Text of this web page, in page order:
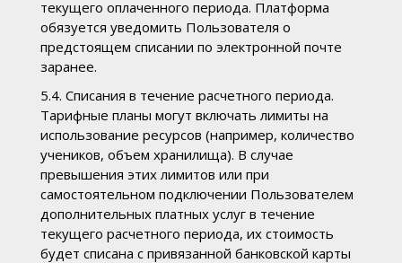
текущего оплаченного периода. Платформа
обязуется уведомить Пользователя о
предстоящем списании по электронной почте
заранее.
5.4. Списания в течение расчетного периода.
Тарифные планы могут включать лимиты на
использование ресурсов (например, количество
учеников, объем хранилища). В случае
превышения этих лимитов или при
самостоятельном подключении Пользователем
дополнительных платных услуг в течение
текущего расчетного периода, их стоимость
будет списана с привязанной банковской карты